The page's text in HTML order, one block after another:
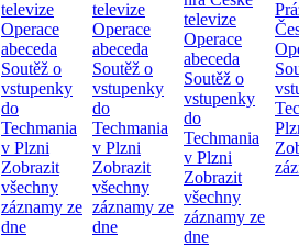
televize
Operace
abeceda
Soutěž o
vstupenky
do
Techmania
v Plzni
Zobrazit
všechny
záznamy ze
dne
televize
Operace
abeceda
Soutěž o
vstupenky
do
Techmania
v Plzni
Zobrazit
všechny
záznamy ze
dne
televize
Operace
abeceda
Soutěž o
vstupenky
do
Techmania
v Plzni
Zobrazit
všechny
záznamy ze
dne